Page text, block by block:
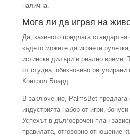
налична.
Мога ли да играя на
Да, казиното предлага стандартна
където можете да играете
истински дилъри в реално време.
от студиа, обикновено
Контрол Боард.
В заключение, PalmsBet предлага
индустрията набор от игри,
Успехът в дългосрочен план
правилата, отговорно отношение